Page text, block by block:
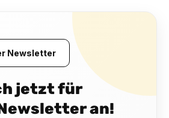
Newsletter
jetzt für
an!